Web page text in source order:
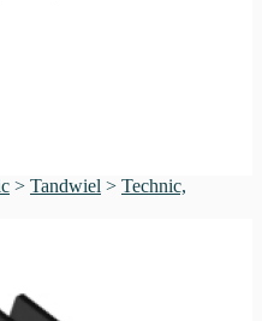
> Tandwiel > Technic,